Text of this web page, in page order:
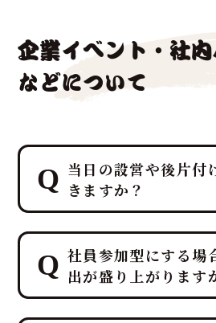
企業イベント・社
などについて
当日の設営や後片付
きますか？
はい、すべて「鮪達
さい！ 幹事様や会場
間は最小限に抑え、
ていただける万全の
社員参加型にする場
出が盛り上がります